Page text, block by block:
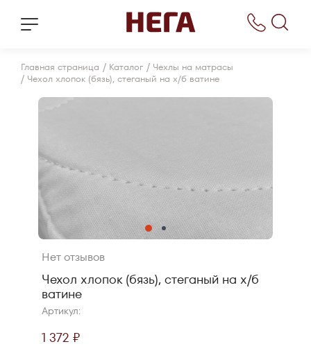
Главная страница / Каталог / Чехлы на матрасы
/ Чехол хлопок (бязь), стеганый на х/б ватине
Нет отзывов
Чехол хлопок (бязь), стеганый на х/б
ватине
Артикул:
1 372 ₽